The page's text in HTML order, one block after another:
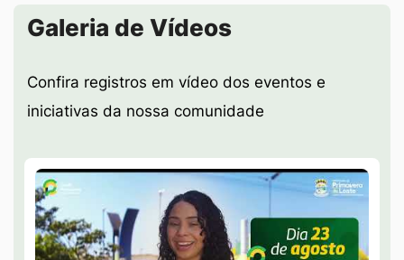
Seção Galeria de Vídeos
Galeria de Vídeos
Confira registros em vídeo dos eventos e
iniciativas da nossa comunidade